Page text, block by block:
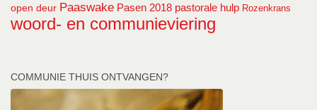
open deur Paaswake Pasen 2018 pastorale hulp Rozenkrans
woord- en communieviering
COMMUNIE THUIS ONTVANGEN?